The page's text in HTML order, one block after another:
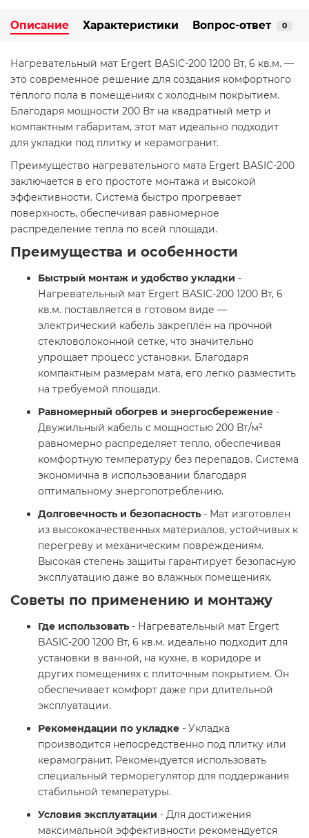
Описание Характеристики Вопрос-ответ 0
Нагревательный мат Ergert BASIC-200 1200 Вт, 6 кв.м. —
это современное решение для создания комфортного
тёплого пола в помещениях с холодным покрытием.
Благодаря мощности 200 Вт на квадратный метр и
компактным габаритам, этот мат идеально подходит
для укладки под плитку и керамогранит.
Преимущество нагревательного мата Ergert BASIC-200
заключается в его простоте монтажа и высокой
эффективности. Система быстро прогревает
поверхность, обеспечивая равномерное
распределение тепла по всей площади.
Преимущества и особенности
Быстрый монтаж и удобство укладки -
Нагревательный мат Ergert BASIC-200 1200 Вт, 6
кв.м. поставляется в готовом виде —
электрический кабель закреплён на прочной
стекловолоконной сетке, что значительно
упрощает процесс установки. Благодаря
компактным размерам мата, его легко разместить
на требуемой площади.
Равномерный обогрев и энергосбережение -
Двужильный кабель с мощностью 200 Вт/м²
равномерно распределяет тепло, обеспечивая
комфортную температуру без перепадов. Система
экономична в использовании благодаря
оптимальному энергопотреблению.
Долговечность и безопасность - Мат изготовлен
из высококачественных материалов, устойчивых к
перегреву и механическим повреждениям.
Высокая степень защиты гарантирует безопасную
эксплуатацию даже во влажных помещениях.
Советы по применению и монтажу
Где использовать - Нагревательный мат Ergert
BASIC-200 1200 Вт, 6 кв.м. идеально подходит для
установки в ванной, на кухне, в коридоре и
других помещениях с плиточным покрытием. Он
обеспечивает комфорт даже при длительной
эксплуатации.
Рекомендации по укладке - Укладка
производится непосредственно под плитку или
керамогранит. Рекомендуется использовать
специальный терморегулятор для поддержания
стабильной температуры.
Условия эксплуатации - Для достижения
максимальной эффективности рекомендуется